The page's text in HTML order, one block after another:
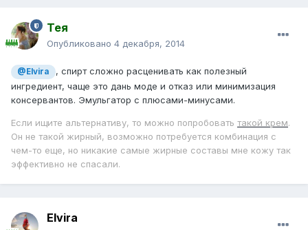
Тея
Опубликовано 4 декабря, 2014
@Elvira
, спирт сложно расценивать как полезный
ингредиент, чаще это дань моде и отказ или минимизация
консервантов. Эмульгатор с плюсами-минусами.
Если ищите альтернативу, то можно попробовать такой крем.
Он не такой жирный, возможно потребуется комбинация с
чем-то еще, но никакие самые жирные составы мне кожу так
эффективно не спасали.
Elvira